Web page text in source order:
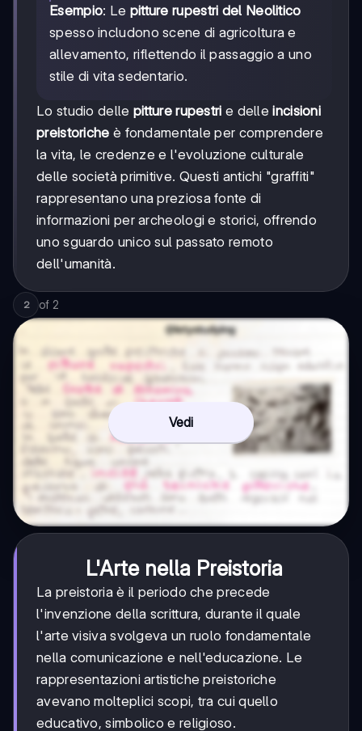
Esempio: Le pitture rupestri del Neolitico
spesso includono scene di agricoltura e
allevamento, riflettendo il passaggio a uno
stile di vita sedentario.
Lo studio delle pitture rupestri e delleincisioni
preistoriche è fondamentale per comprendere
la vita, le credenze e l'evoluzione culturale
delle società primitive. Questi antichi "graffiti"
rappresentano una preziosa fonte di
informazioni per archeologi e storici, offrendo
uno sguardo unico sul passato remoto
dell'umanità.
2 of 2
Vedi
L'Arte nella Preistoria
La preistoria è il periodo che precede
l'invenzione della scrittura, durante il quale
l'arte visiva svolgeva un ruolo fondamentale
nella comunicazione e nell'educazione. Le
rappresentazioni artistiche preistoriche
avevano molteplici scopi, tra cui quello
educativo, simbolico e religioso.